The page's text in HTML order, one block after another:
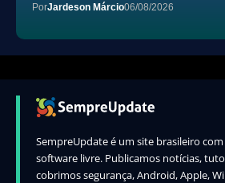
PorJardeson Márcio06/08/2026
SempreUpdate é um site brasileiro
software livre. Publicamos notícias,
cobrimos segurança, Android, Apple,